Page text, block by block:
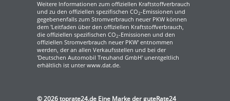
Weitere Informationen zum offiziellen Kraftstoffverbrauch
und zu den offiziellen spezifischen CO2-Emissionen und
gegebenenfalls zum Stromverbrauch neuer PKW können
dem 'Leitfaden über den offiziellen Kraftstoffverbrauch,
die offiziellen spezifischen CO2-Emissionen und den
offiziellen Stromverbrauch neuer PKW' entnommen
werden, der an allen Verkaufsstellen und bei der
'Deutschen Automobil Treuhand GmbH' unentgeltlich
erhältlich ist unter www.dat.de.
© 2026toprate24.de Eine Marke der guteRate24